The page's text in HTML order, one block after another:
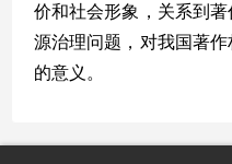
价和社会形象，关系到
源治理问题，对我国著
的意义。